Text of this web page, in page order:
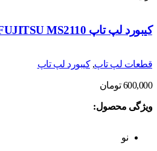
کیبورد لپ تاپ FUJITSU MS2110
قطعات لپ تاپ,کیبورد لپ تاپ
600,000 تومان
ویژگی محصول:
نو